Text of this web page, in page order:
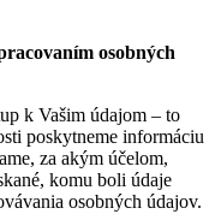
osobných
k Vašim údajom – to
poskytneme informáciu
za akým účelom,
komu boli údaje
osobných údajov.